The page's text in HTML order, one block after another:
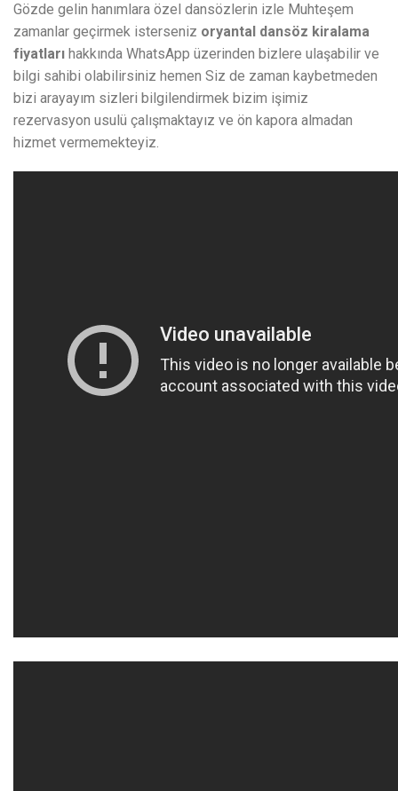
Gözde gelin hanımlara özel dansözlerin izle Muhteşem
zamanlar geçirmek isterseniz oryantal dansöz kiralama
fiyatları hakkında WhatsApp üzerinden bizlere ulaşabilir ve
bilgi sahibi olabilirsiniz hemen Siz de zaman kaybetmeden
bizi arayayım sizleri bilgilendirmek bizim işimiz
rezervasyon usulü çalışmaktayız ve ön kapora almadan
hizmet vermemekteyiz.